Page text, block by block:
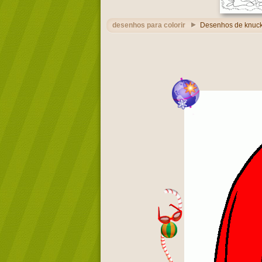
desenhos para colorir Desenhos de